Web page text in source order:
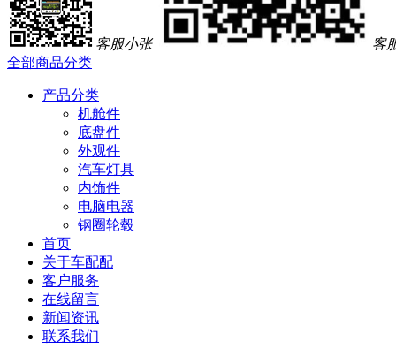
客服小张
客
全部商品分类
产品分类
机舱件
底盘件
外观件
汽车灯具
内饰件
电脑电器
钢圈轮毂
首页
关于车配配
客户服务
在线留言
新闻资讯
联系我们